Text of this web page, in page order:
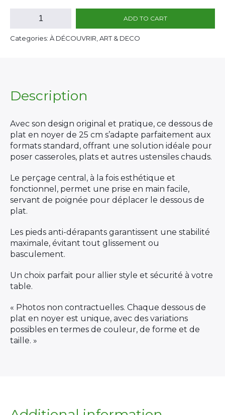
Dessous
Plat
ADD TO CART
Categories: À DÉCOUVRIR, ART & DECO
Description
Avec son design original et pratique, ce dessous de
plat en noyer de 25 cm s’adapte parfaitement aux
formats standard, offrant une solution idéale pour
poser casseroles, plats et autres ustensiles chauds.
Le perçage central, à la fois esthétique et
fonctionnel, permet une prise en main facile,
servant de poignée pour déplacer le dessous de
plat.
Les pieds anti-dérapants garantissent une stabilité
maximale, évitant tout glissement ou
basculement.
Un choix parfait pour allier style et sécurité à votre
table.
« Photos non contractuelles. Chaque dessous de
plat en noyer est unique, avec des variations
possibles en termes de couleur, de forme et de
taille. »